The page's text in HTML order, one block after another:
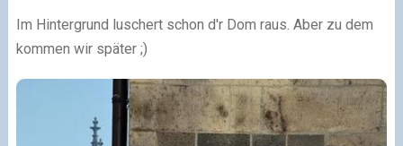
Im Hintergrund luschert schon d'r Dom raus. Aber zu dem
kommen wir später ;)